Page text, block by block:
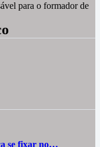
para o formador de
se fixar no…